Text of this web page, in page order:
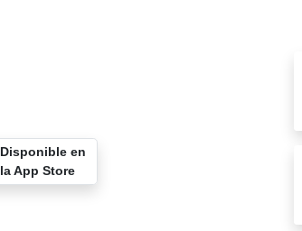
Disponible en
la App Store